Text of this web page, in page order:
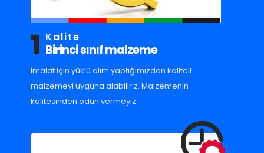
1 Kalite
Birinci sınıf malzeme
İmalat için yüklü alım yaptığımızdan kaliteli
malzemeyi uyguna alabiliriz. Malzemenin
kalitesinden ödün vermeyiz.